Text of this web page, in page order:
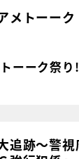
メトーーク
ーーク祭
追跡～警視